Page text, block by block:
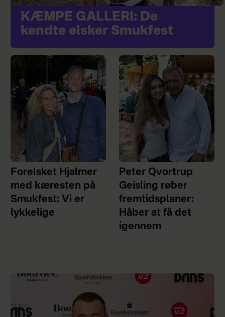
KÆMPE GALLERI: De
kendte elsker Smukfest
Forelsket Hjalmer
med kæresten på
Smukfest: Vi er
lykkelige
Peter Qvortrup
Geisling røber
fremtidsplaner:
Håber at få det
igennem